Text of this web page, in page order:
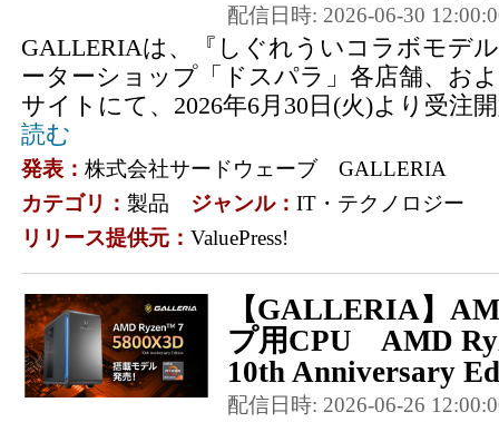
配信日時: 2026-06-30
GALLERIAは、『しぐれういコラボモデ
ーターショップ「ドスパラ」各店舗、お
サイトにて、2026年6月30日(火)より受注
読む
発表： 株式会社サードウェーブ GALLERIA
カテゴリ： 製品 ジャンル： IT・テクノロジー
リリース提供元： ValuePress!
【GALLERIA】
プ用CPU AMD
10th Anniversary
配信日時: 2026-06-26